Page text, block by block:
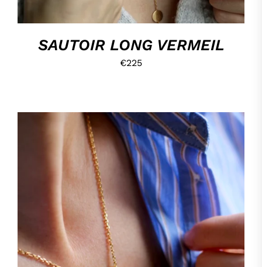
SAUTOIR LONG VERMEIL
€225
HOP, DANS MON PANIER ! / DÉTAILS